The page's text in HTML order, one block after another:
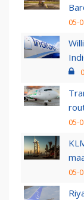
05-
05-
05-